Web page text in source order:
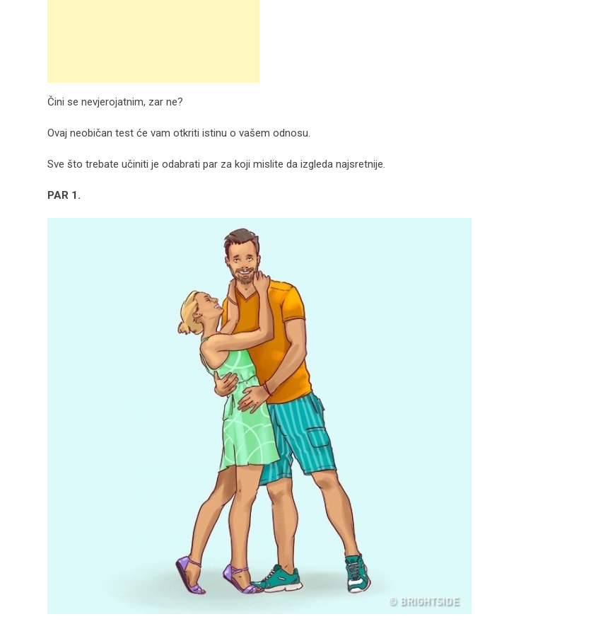
Čini se nevjerojatnim, zar ne?
Ovaj neobičan test će vam otkriti istinu o vašem odnosu.
Sve što trebate učiniti je odabrati par za koji mislite da izgleda najsretnije.
PAR 1.